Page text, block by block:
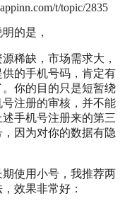
t/topic/2835
的是，
稀缺，市场需求大，
供的手机号码，肯定有
。你的目的只是短暂绕
注册的审核，并不能
手机号注册来的第三
因为对你的数据有隐
使用小号，我推荐两
效果非常好：